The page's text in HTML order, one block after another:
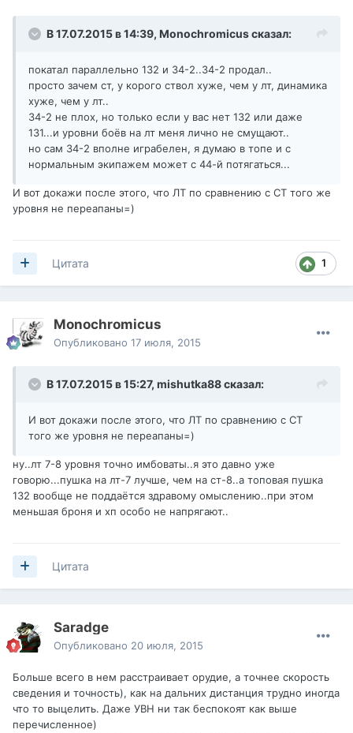
В 17.07.2015 в 14:39, Monochromicusсказал:
покатал параллельно 132 и 34-2..34-2 продал..
просто зачем ст, у корого ствол хуже, чем у лт, динамика
хуже, чем у лт..
34-2 не плох, но только если у вас нет 132 или даже
131...и уровни боёв на лт меня лично не смущают..
но сам 34-2 вполне играбелен, я думаю в топе и с
нормальным экипажем может с 44-й потягаться...
И вот докажи после этого, что ЛТ по сравнению с СТ того же
уровня не переапаны=)
1
Цитата
Monochromicus
Опубликовано 17 июля, 2015
В 17.07.2015 в 15:27, mishutka88сказал:
И вот докажи после этого, что ЛТ по сравнению с СТ
того же уровня не переапаны=)
ну..лт 7-8 уровня точно имбоваты..я это давно уже
говорю...пушка на лт-7 лучше, чем на ст-8..а топовая пушка
132 вообще не поддаётся здравому омыслению..при этом
меньшая броня и хп особо не напрягают..
Цитата
Saradge
Опубликовано 20 июля, 2015
Больше всего в нем расстраивает орудие, а точнее скорость
сведения и точность), как на дальних дистанция трудно иногда
что то выцелить. Даже УВН ни так беспокоят как выше
перечисленное)